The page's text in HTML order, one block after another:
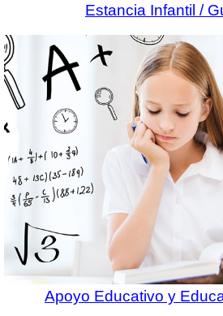
Estancia Infantil /
Apoyo Educativo y